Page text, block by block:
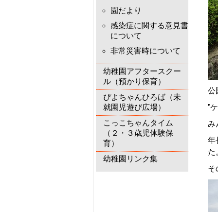
園だより
感染症に関する意見書
について
非常災害時について
幼稚園アフタースクー
ル（預かり保育）
ぴよちゃんひろば（未
就園児遊び広場）
こっこちゃんタイム
（２・３歳児体験保
育）
幼稚園リンク集
公
”
み
年
た
そ